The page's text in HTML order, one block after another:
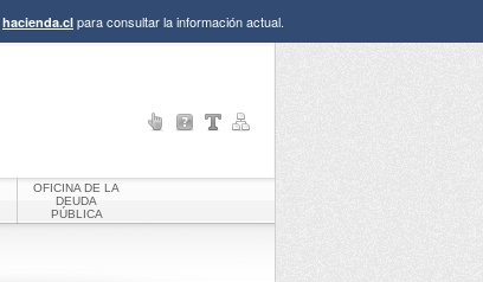
hacienda.cl para consultar la información actual.
OFICINA DE LA
DEUDA
PÚBLICA